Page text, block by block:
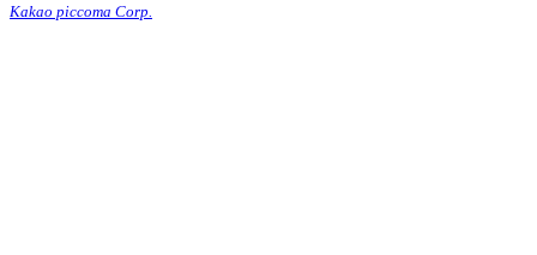
Kakao piccoma Corp.